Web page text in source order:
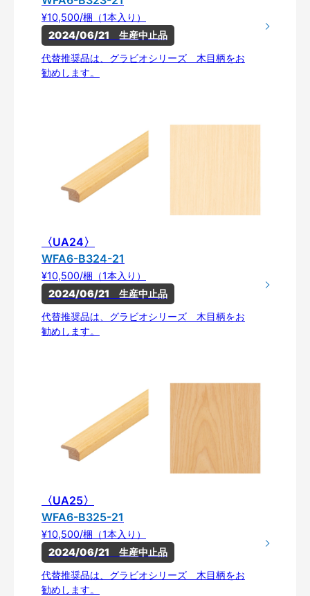
¥10,500/梱（1本入り）
2024/06/21　生産中止品
代替推奨品は、グラビオシリーズ 木目柄をお
勧めします。
〈UA24〉
WFA6-B324-21
¥10,500/梱（1本入り）
2024/06/21　生産中止品
代替推奨品は、グラビオシリーズ 木目柄をお
勧めします。
〈UA25〉
WFA6-B325-21
¥10,500/梱（1本入り）
2024/06/21　生産中止品
代替推奨品は、グラビオシリーズ 木目柄をお
勧めします。